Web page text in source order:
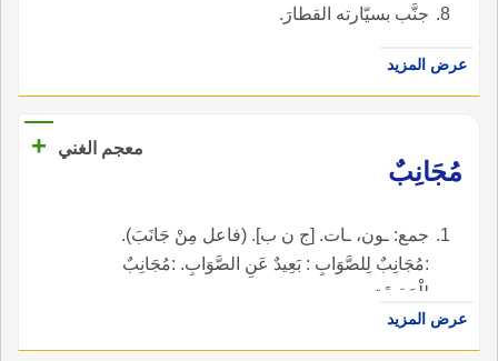
جنَّب بسيّارته القطارَ.
عرض المزيد
معجم الغني
+
مُجَانِبٌ
جمع: ـون، ـات. [ج ن ب]. (فاعل مِنْ جَانَبَ).
:مُجَانِبٌ لِلصَّوَابِ : بَعِيدٌ عَنِ الصَّوَابِ. :مُجَانِبٌ
لِلْحَقِيقَةِ.
عرض المزيد